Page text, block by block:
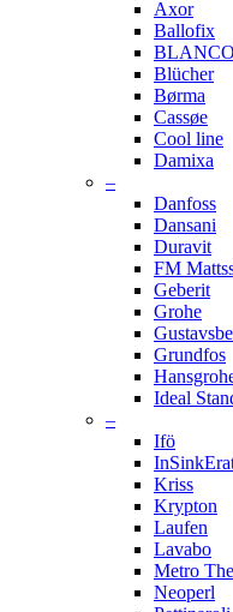
Axor
Ballofix
BLANCO
Blücher
Børma
Cassøe
Cool line
Damixa
–
Danfoss
Dansani
Duravit
FM
Geberit
Grohe
Grundfos
Ideal
–
Ifö
Kriss
Krypton
Laufen
Lavabo
Metro
Neoperl